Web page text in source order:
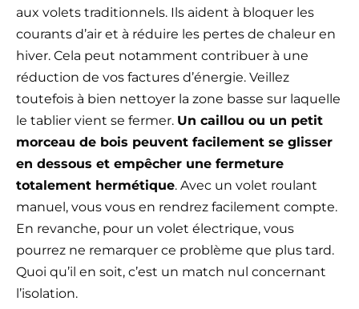
aux volets traditionnels. Ils aident à bloquer les
courants d’air et à réduire les pertes de chaleur en
hiver. Cela peut notamment contribuer à une
réduction de vos factures d’énergie. Veillez
toutefois à bien nettoyer la zone basse sur laquelle
le tablier vient se fermer. Un caillou ou un petit
morceau de bois peuvent facilement se glisser
en dessous et empêcher une fermeture
totalement hermétique. Avec un volet roulant
manuel, vous vous en rendrez facilement compte.
En revanche, pour un volet électrique, vous
pourrez ne remarquer ce problème que plus tard.
Quoi qu’il en soit, c’est un match nul concernant
l’isolation.